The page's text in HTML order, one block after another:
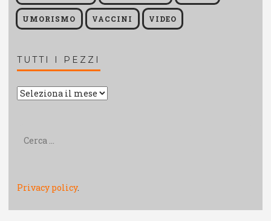
UMORISMO VACCINI VIDEO
TUTTI I PEZZI
Tutti
Privacy policy.